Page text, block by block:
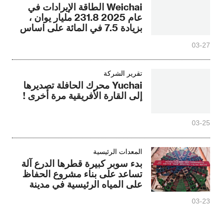
Weichai الطاقة الإيرادات في
عام 2025 231.8 مليار يوان ،
بزيادة 7.5 في المائة على اساس
النمو الثاني
03-27
تقرير الشركة
Yuchai محرك الحافلة تصديرها
إلى القارة الأفريقية مرة أخرى !
03-25
المعدات الرئيسية
بدء سوبر كبيرة قطرها الدرع آلة
تساعد على بناء مشروع الحفاظ
على المياه الرئيسية في مدينة
03-23